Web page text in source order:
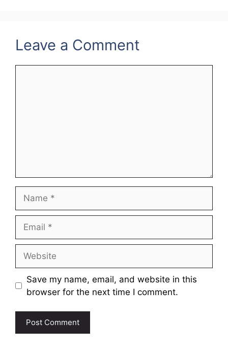
Leave a Comment
Save my name, email, and website in this
browser for the next time I comment.